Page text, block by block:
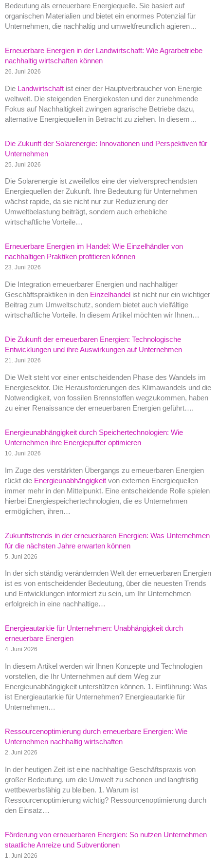
Bedeutung als erneuerbare Energiequelle. Sie basiert auf
organischen Materialien und bietet ein enormes Potenzial für
Unternehmen, die nachhaltig und umweltfreundlich agieren…
Erneuerbare Energien in der Landwirtschaft: Wie Agrarbetriebe
nachhaltig wirtschaften können
26. Juni 2026
Die Landwirtschaft ist einer der Hauptverbraucher von Energie
weltweit. Die steigenden Energiekosten und der zunehmende
Fokus auf Nachhaltigkeit zwingen agrarische Betriebe dazu,
alternative Energiequellen in Betracht zu ziehen. In diesem…
Die Zukunft der Solarenergie: Innovationen und Perspektiven für
Unternehmen
25. Juni 2026
Die Solarenergie ist zweifellos eine der vielversprechendsten
Energiequellen der Zukunft. Ihre Bedeutung für Unternehmen
wächst rapide, da sie nicht nur zur Reduzierung der
Umweltbelastung beiträgt, sondern auch erhebliche
wirtschaftliche Vorteile…
Erneuerbare Energien im Handel: Wie Einzelhändler von
nachhaltigen Praktiken profitieren können
23. Juni 2026
Die Integration erneuerbarer Energien und nachhaltiger
Geschäftspraktiken in den Einzelhandel ist nicht nur ein wichtiger
Beitrag zum Umweltschutz, sondern bietet auch vielfältige
wirtschaftliche Vorteile. In diesem Artikel möchten wir Ihnen…
Die Zukunft der erneuerbaren Energien: Technologische
Entwicklungen und ihre Auswirkungen auf Unternehmen
21. Juni 2026
Die Welt steht vor einer entscheidenden Phase des Wandels im
Energiesektor. Die Herausforderungen des Klimawandels und die
Notwendigkeit, von fossilen Brennstoffen wegzukommen, haben
zu einer Renaissance der erneuerbaren Energien geführt….
Energieunabhängigkeit durch Speichertechnologien: Wie
Unternehmen ihre Energiepuffer optimieren
10. Juni 2026
Im Zuge des verstärkten Übergangs zu erneuerbaren Energien
rückt die Energieunabhängigkeit von externen Energiequellen
immer mehr in den Mittelpunkt. Eine entscheidende Rolle spielen
hierbei Energiespeichertechnologien, die es Unternehmen
ermöglichen, ihren…
Zukunftstrends in der erneuerbaren Energien: Was Unternehmen
für die nächsten Jahre erwarten können
5. Juni 2026
In der sich ständig verändernden Welt der erneuerbaren Energien
ist es von entscheidender Bedeutung, über die neuesten Trends
und Entwicklungen informiert zu sein, um Ihr Unternehmen
erfolgreich in eine nachhaltige…
Energieautarkie für Unternehmen: Unabhängigkeit durch
erneuerbare Energien
4. Juni 2026
In diesem Artikel werden wir Ihnen Konzepte und Technologien
vorstellen, die Ihr Unternehmen auf dem Weg zur
Energieunabhängigkeit unterstützen können. 1. Einführung: Was
ist Energieautarkie für Unternehmen? Energieautarkie für
Unternehmen…
Ressourcenoptimierung durch erneuerbare Energien: Wie
Unternehmen nachhaltig wirtschaften
2. Juni 2026
In der heutigen Zeit ist eine nachhaltige Geschäftspraxis von
großer Bedeutung, um die Umwelt zu schonen und langfristig
wettbewerbsfähig zu bleiben. 1. Warum ist
Ressourcenoptimierung wichtig? Ressourcenoptimierung durch
den Einsatz…
Förderung von erneuerbaren Energien: So nutzen Unternehmen
staatliche Anreize und Subventionen
1. Juni 2026